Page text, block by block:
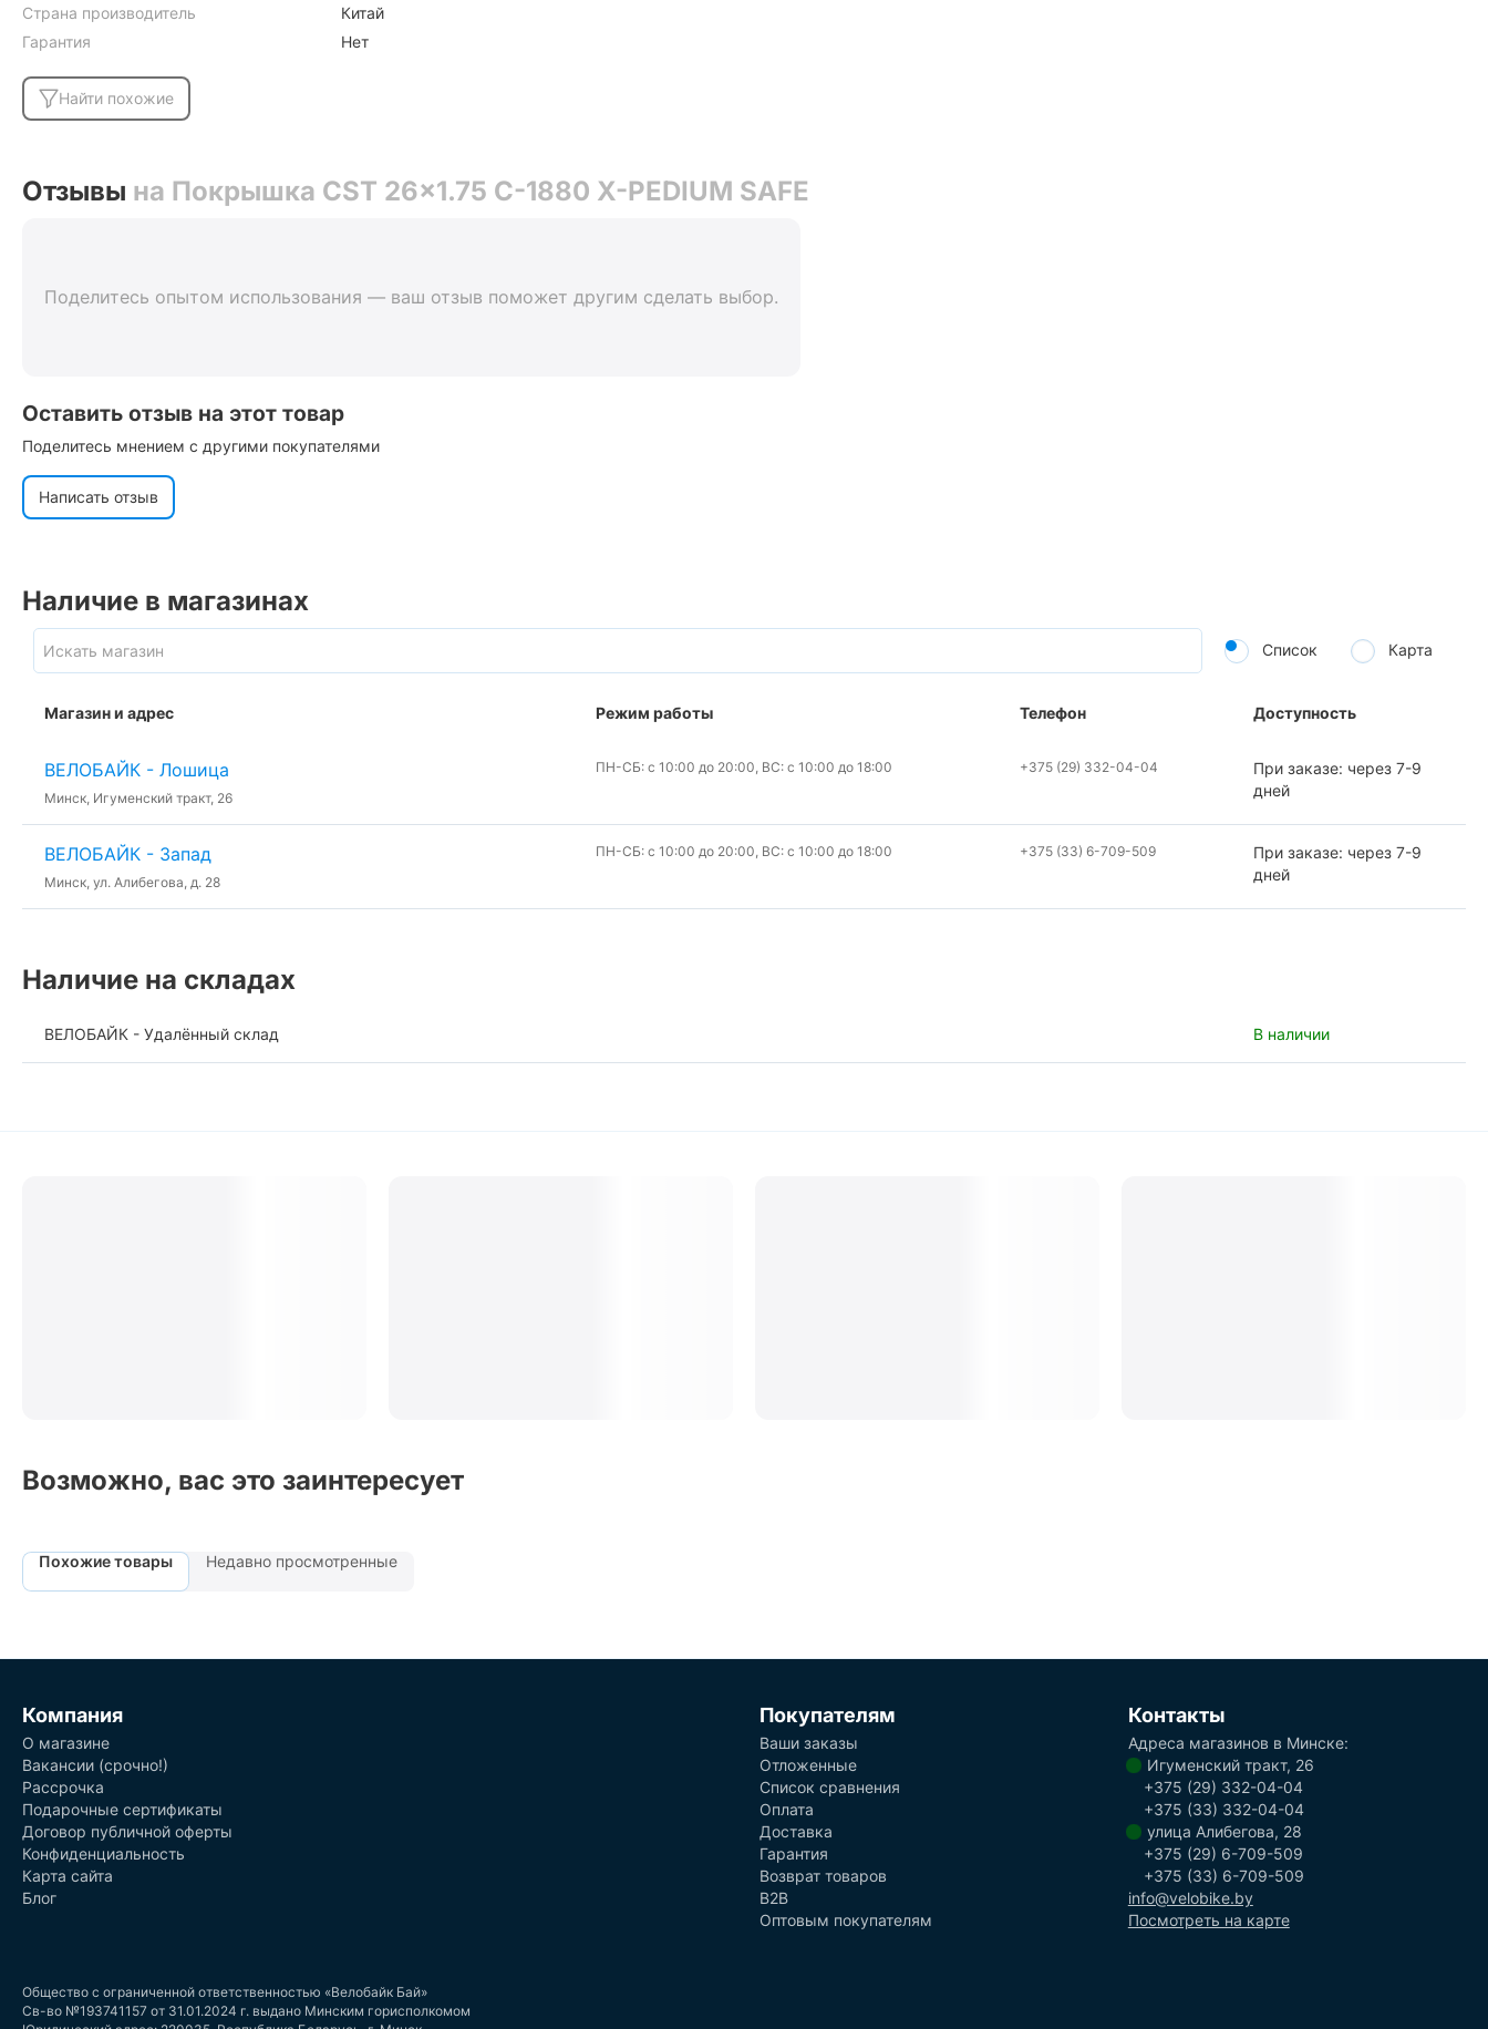
Страна производитель
Китай
Гарантия
Нет
Найти похожие
Отзывы на Покрышка CST 26x1.75 C-1880 X-PEDIUM SAFE
Поделитесь опытом использования — ваш отзыв поможет другим сделать выбор.
Оставить отзыв на этот товар
Поделитесь мнением с другими покупателями
Написать отзыв
Наличие в магазинах
Список Карта
Магазин и адрес Режим работы Телефон Доступность
ВЕЛОБАЙК - Лошица
Минск, Игуменский тракт, 26
ПН-СБ: с 10:00 до 20:00, ВС: с 10:00 до 18:00 +375 (29) 332-04-04
При заказе: через 7-9
дней
ВЕЛОБАЙК - Запад
Минск, ул. Алибегова, д. 28
ПН-СБ: с 10:00 до 20:00, ВС: с 10:00 до 18:00 +375 (33) 6-709-509
При заказе: через 7-9
дней
Наличие на складах
ВЕЛОБАЙК - Удалённый склад В наличии
Возможно, вас это заинтересует
Похожие товары Недавно просмотренные
Компания
О магазине
Вакансии (срочно!)
Рассрочка
Подарочные сертификаты
Договор публичной оферты
Конфиденциальность
Карта сайта
Блог
Покупателям
Ваши заказы
Отложенные
Список сравнения
Оплата
Доставка
Гарантия
Возврат товаров
B2B
Оптовым покупателям
Контакты
Адреса магазинов в Минске:
Игуменский тракт, 26
+375 (29) 332-04-04
+375 (33) 332-04-04
улица Алибегова, 28
+375 (29) 6-709-509
+375 (33) 6-709-509
info@velobike.by
Посмотреть на карте
Общество с ограниченной ответственностью «Велобайк Бай»
Св-во №193741157 от 31.01.2024 г. выдано Минским горисполкомом